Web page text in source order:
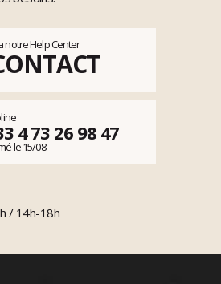
notre Help Center
4 73 26 98 47
le 15/08
/ 14h-18h